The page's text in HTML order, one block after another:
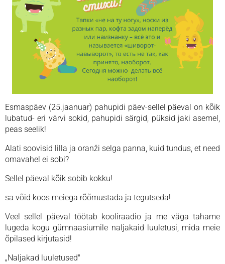
Esmaspäev (25.jaanuar) pahupidi päev-sellel päeval on kõik
lubatud- eri värvi sokid, pahupidi särgid, püksid jaki asemel,
peas seelik!
Alati soovisid lilla ja oranži selga panna, kuid tundus, et need
omavahel ei sobi?
Sellel päeval kõik sobib kokku!
sa võid koos meiega rõõmustada ja tegutseda!
Veel sellel päeval töötab kooliraadio ja me väga tahame
lugeda kogu gümnaasiumile naljakaid luuletusi, mida meie
õpilased kirjutasid!
„Naljakad luuletused"